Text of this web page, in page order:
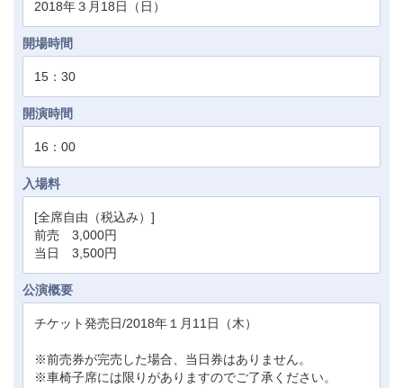
2018年３月18日（日）
開場時間
15：30
開演時間
16：00
入場料
[全席自由（税込み）]
前売 3,000円
当日 3,500円
公演概要
チケット発売日/2018年１月11日（木）
※前売券が完売した場合、当日券はありません。
※車椅子席には限りがありますのでご了承ください。